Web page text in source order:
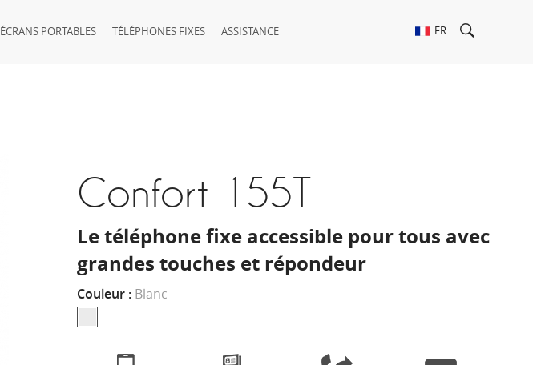
ÉCRANS PORTABLES TÉLÉPHONES FIXES ASSISTANCE FR
Confort 155T
Le téléphone fixe accessible pour tous avec
grandes touches et répondeur
Couleur : Blanc